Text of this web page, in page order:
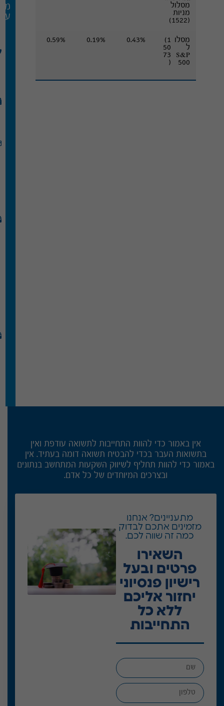
מסלול
מניות
(1522)
מסלו
ל
S&P
500
(1
50
73
)
0.43%
0.19%
0.59%
אין באמור כדי להוות התחייבות לתשואה עודפת ואין
בתשואות העבר בכדי להבטיח תשואה דומה בעתיד. אין
באמור כדי להוות תחליף לשיווק השקעות המתחשב בנתונים
ובצרכים המיוחדים של כל אדם.
מתעניינים? אנחנו
מזמינים אתכם לבדוק
כמה זה שווה לכם.
השאירו
פרטים ובעל
רישיון פנסיוני
יחזור אליכם
ללא כל
התחייבות